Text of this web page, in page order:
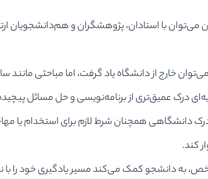
با استادان، پژوهشگران و هم‌دانشجویان
خارج از دانشگاه یاد گرفت، اما مباحثی مانند
درک عمیق‌تری از برنامه‌نویسی و حل مسائل
دانشگاهی همچنان شرط لازم برای استخدام یا
کند.
به دانشجو کمک می‌کند مسیر یادگیری خود را